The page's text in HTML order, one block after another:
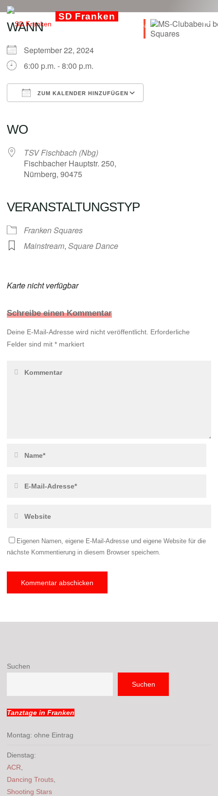
Zum
springen
SD Franken
SQUARE DANCE IN FRANKEN
WANN
September 22, 2024
6:00 p.m. - 8:00 p.m.
ZUM KALENDER HINZUFÜGEN
WO
TSV Fischbach (Nbg)
Fischbacher Hauptstr. 250,
Nürnberg, 90475
VERANSTALTUNGSTYP
Franken Squares
Mainstream,Square Dance
Karte nicht verfügbar
Schreibe einen Kommentar
Deine E-Mail-Adresse wird nicht veröffentlicht. Erforderliche
Felder sind mit* markiert
Eigenen Namen, eigene E-Mail-Adresse und eigene Website für die
nächste Kommentierung in diesem Browser speichern.
Suchen
Suchen
Tanztage in Franken
Montag: ohne Eintrag
Dienstag:
ACR
Dancing Trouts
Shooting Stars